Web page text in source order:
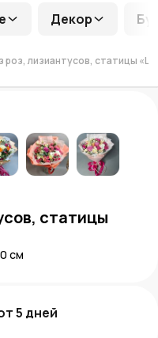
Декор
роз, лизиантусов, статицы
статицы
см
5 дней